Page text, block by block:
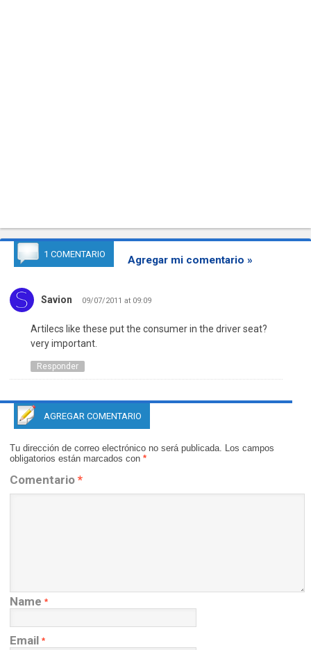
1 COMENTARIO Agregar mi comentario »
Savion 09/07/2011 at 09:09
Artilecs like these put the consumer in the driver seat?
very important.
Responder
AGREGAR COMENTARIO
Tu dirección de correo electrónico no será publicada. Los campos
obligatorios están marcados con *
Comentario *
Name *
Email *